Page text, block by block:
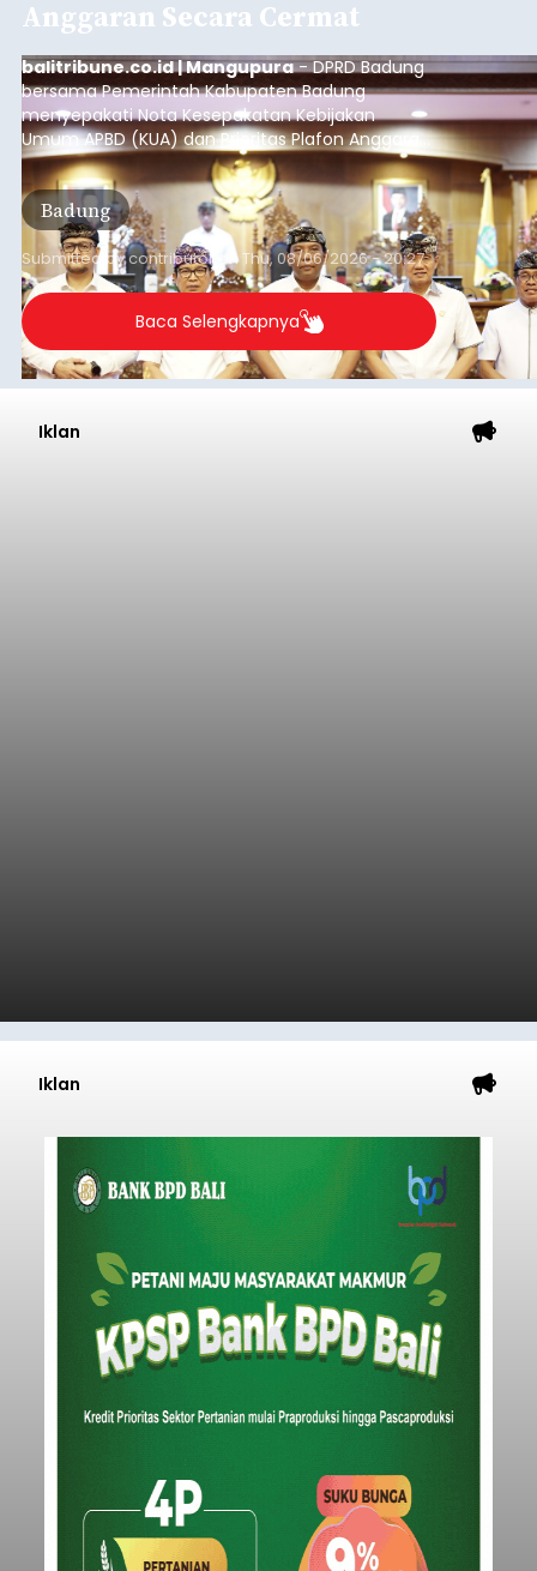
Anggaran Secara Cermat
balitribune.co.id | Mangupura- DPRD Badung
bersama Pemerintah Kabupaten Badung
menyepakati Nota Kesepakatan Kebijakan
Umum APBD (KUA) dan Prioritas Plafon Anggaran
Sementara (PPAS) Tahun Anggaran 2027 dalam
rapat paripurna yang digelar di Gedung DPRD
Badung, Kamis (6/8/2026).
Badung
Submitted bycontributor onThu, 08/06/2026 - 20:27
Baca Selengkapnya
Iklan
Iklan